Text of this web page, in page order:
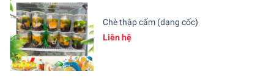
Chè thập cẩm (dạng cốc)
Liên hệ